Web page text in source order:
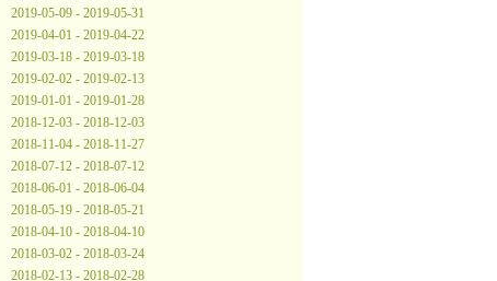
2019-05-09 - 2019-05-31
2019-04-01 - 2019-04-22
2019-03-18 - 2019-03-18
2019-02-02 - 2019-02-13
2019-01-01 - 2019-01-28
2018-12-03 - 2018-12-03
2018-11-04 - 2018-11-27
2018-07-12 - 2018-07-12
2018-06-01 - 2018-06-04
2018-05-19 - 2018-05-21
2018-04-10 - 2018-04-10
2018-03-02 - 2018-03-24
2018-02-13 - 2018-02-28